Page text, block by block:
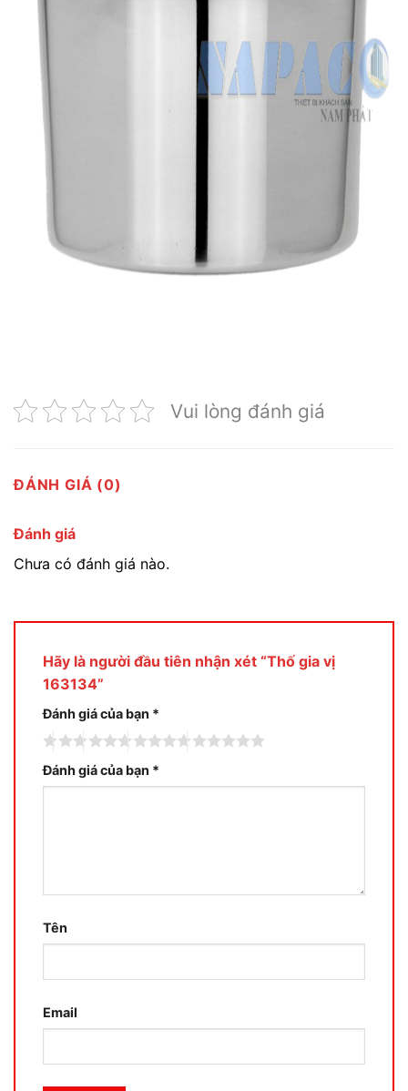
Vui lòng đánh giá
ĐÁNH GIÁ (0)
Đánh giá
Chưa có đánh giá nào.
Hãy là người đầu tiên nhận xét “Thố gia vị
163134”
Đánh giá của bạn *
Đánh giá của bạn *
Tên
Email